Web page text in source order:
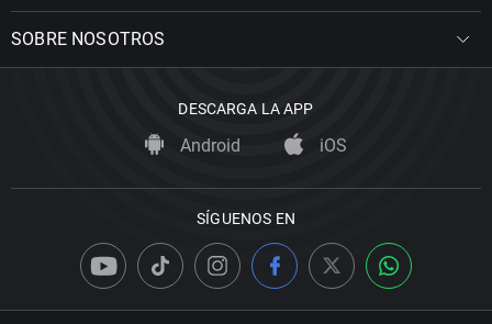
SOBRE NOSOTROS
DESCARGA LA APP
Android iOS
SÍGUENOS EN